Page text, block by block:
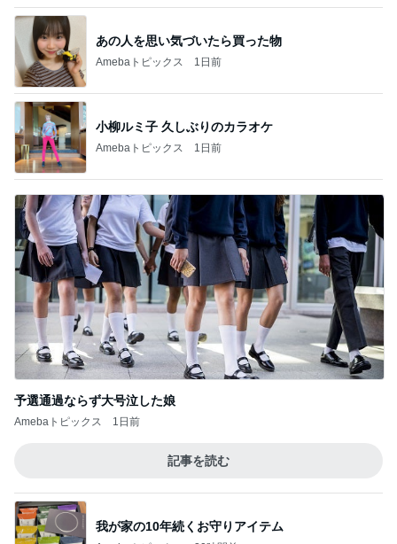
我が家の10年続くお守りアイテム
Amebaトピックス 20時間前
荷物が少ない人の1泊旅行の候補
Amebaトピックス 1日前
義母も驚いたバイトの急な言葉
Amebaトピックス 1日前
2回目も楽しかった姉との映画
Amebaトピックス 1日前